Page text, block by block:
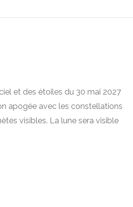
et des étoiles du 30 mai 2027
apogée avec les constellations
visibles. La lune sera visible